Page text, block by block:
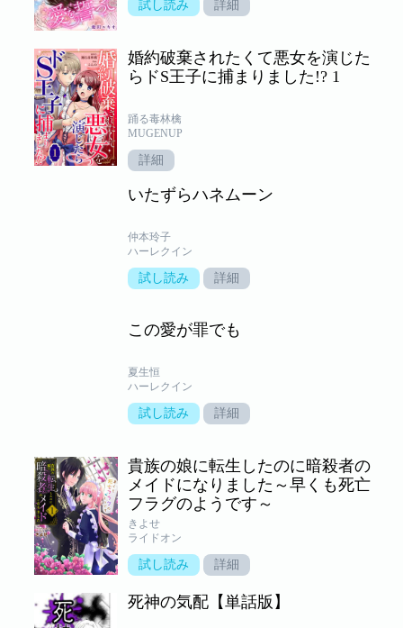
試し読み 詳細
婚約破棄されたくて悪女を演じた
らドS王子に捕まりました!? 1
踊る毒林檎
MUGENUP
詳細
いたずらハネムーン
仲本玲子
ハーレクイン
試し読み 詳細
この愛が罪でも
夏生恒
ハーレクイン
試し読み 詳細
貴族の娘に転生したのに暗殺者の
メイドになりました～早くも死亡
フラグのようです～
きよせ
ライドオン
試し読み 詳細
死神の気配【単話版】